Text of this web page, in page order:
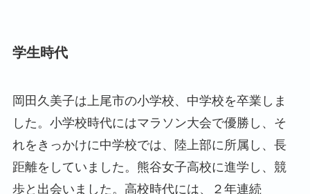
学生時代
岡田久美子は上尾市の小学校、中学校を卒業しま
した。小学校時代にはマラソン大会で優勝し、そ
れをきっかけに中学校では、陸上部に所属し、長
距離をしていました。熊谷女子高校に進学し、競
歩と出会いました。高校時代には、２年連続